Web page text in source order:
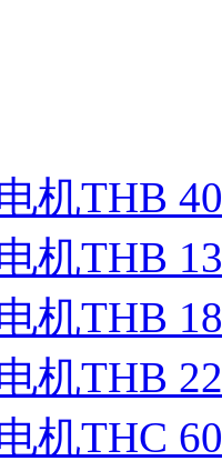
机THB
机THB
机THB
机THB
机THC